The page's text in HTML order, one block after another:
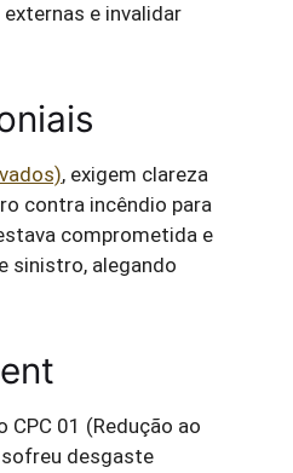
e invalidar
, exigem clareza
contra incêndio para
comprometida e
sinistro, alegando
01 (Redução ao
desgaste